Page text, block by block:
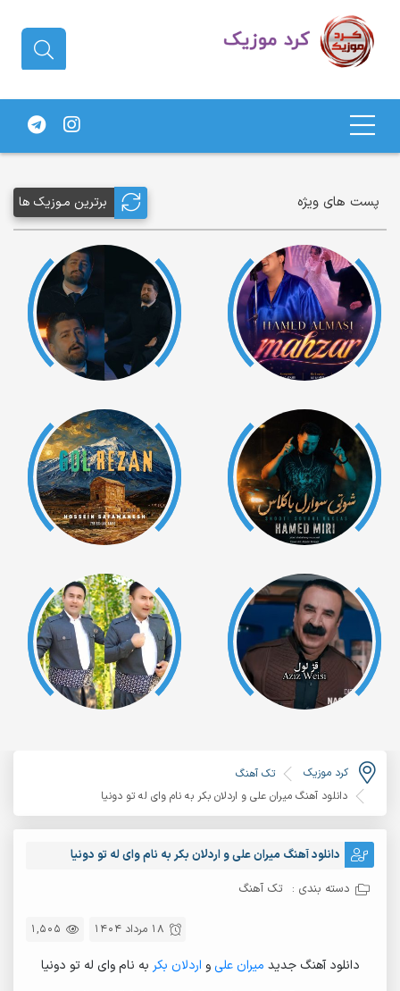
های کردی
پست های ویژه برترین مـوزیک ها
کرد موزیک
تک آهنگ
دانلود آهنگ میران علی و اردلان بکر به نام وای له تو دونیا
دانلود آهنگ میران علی و اردلان بکر به نام وای له تو دونیا
دسته بندی : تک آهنگ
1,505 18 مرداد 1404
دانلود آهنگ جدید میران علی و اردلان بکر به نام وای له تو دونیا